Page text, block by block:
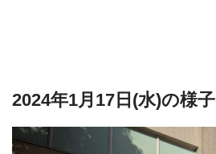
2024年1月17日(水)の様子